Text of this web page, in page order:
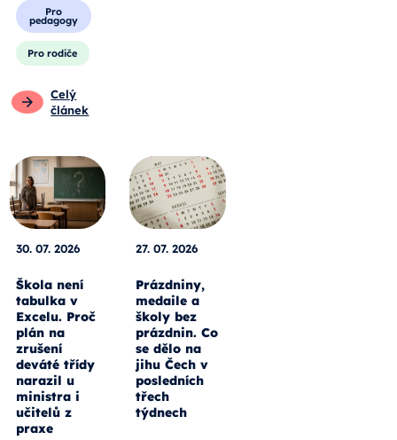
Pro
pedagogy
Pro rodiče
Celý
článek
30. 07. 2026
Škola není
tabulka v
Excelu. Proč
plán na
zrušení
deváté třídy
narazil u
ministra i
učitelů z
praxe
27. 07. 2026
Prázdniny,
medaile a
školy bez
prázdnin. Co
se dělo na
jihu Čech v
posledních
třech
týdnech